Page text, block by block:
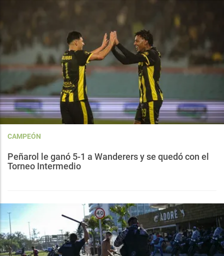
CAMPEÓN
Peñarol le ganó 5-1 a Wanderers y se quedó con el
Torneo Intermedio